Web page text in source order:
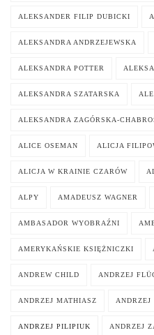
ALEKSANDER FILIP DUBICKI
ALEKSANDRA ANDRZEJEWSKA
ALEKSANDRA POTTER
ALEKSANDRA SZATARSKA
ALEKSANDRA ZAGÓRSKA-
ALICE OSEMAN ALICJA
ALICJA W KRAINIE CZARÓW
ALPY AMADEUSZ WAGNER
AMBASADOR WYOBRAŹNI
AMERYKAŃSKIE KSIĘŻNICZKI
ANDREW CHILD ANDRZEJ
ANDRZEJ MATHIASZ
ANDRZEJ PILIPIUK ANDRZEJ